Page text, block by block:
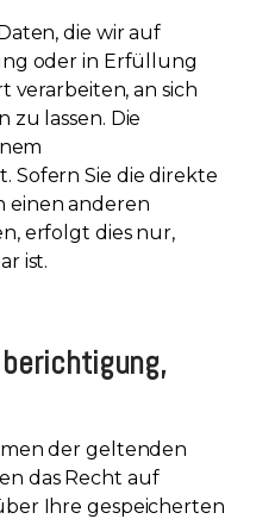
die wir auf
oder in Erfüllung
verarbeiten, an sich
zu lassen. Die
Sofern Sie die direkte
einen anderen
erfolgt dies nur,
ist.
der geltenden
das Recht auf
Ihre gespeicherten